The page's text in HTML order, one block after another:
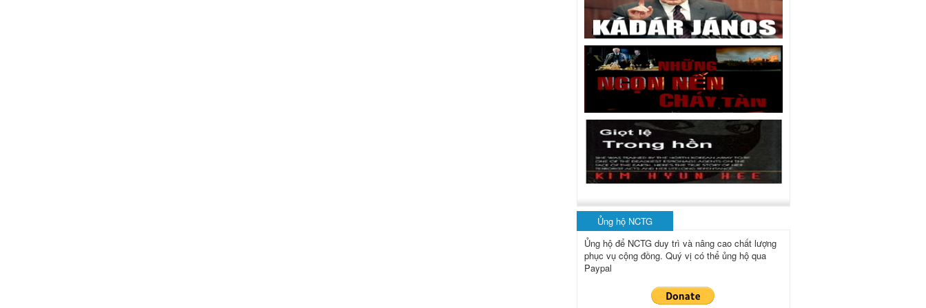
Ủng hộ NCTG
Ủng hộ để NCTG duy trì và nâng cao chất lượng
phục vụ cộng đồng. Quý vị có thể ủng hộ qua
Paypal